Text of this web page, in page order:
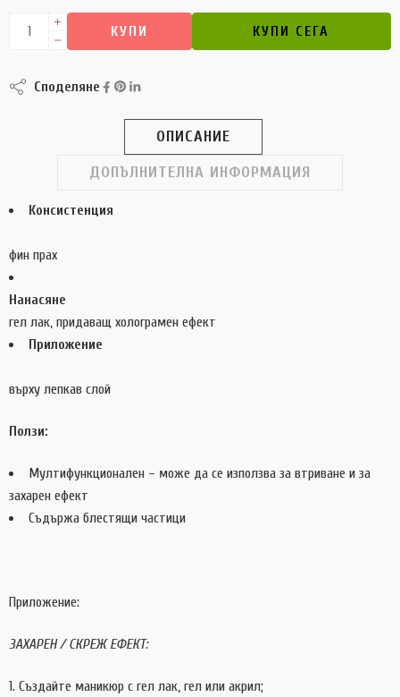
КУПИ КУПИ СЕГА
Споделяне
ОПИСАНИЕ
ДОПЪЛНИТЕЛНА ИНФОРМАЦИЯ
Консистенция
фин прах
гел лак, придаващ холограмен ефект
Приложение
върху лепкав слой
Ползи:
Мултифункционален – може да се използва за втриване и за
захарен ефект
Съдържа блестящи частици
Приложение:
ЗАХАРЕН / СКРЕЖ ЕФЕКТ:
Създайте маникюр с гел лак, гел или акрил;